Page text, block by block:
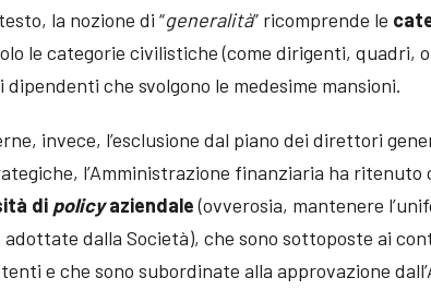
la nozione di “generalità” ricomprende le
le categorie civilistiche (come dirigenti, quadri,
dipendenti che svolgono le medesime mansioni.
invece, l’esclusione dal piano dei direttori
l’Amministrazione finanziaria ha ritenuto
di policyaziendale (ovverosia, mantenere
dalla Società), che sono sottoposte ai
e che sono subordinate alla approvazione